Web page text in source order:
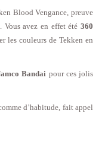
Blood Vengance, preuve
Vous avez en effet été 360
les couleurs de Tekken en
Bandai pour ces jolis
d’habitude, fait appel